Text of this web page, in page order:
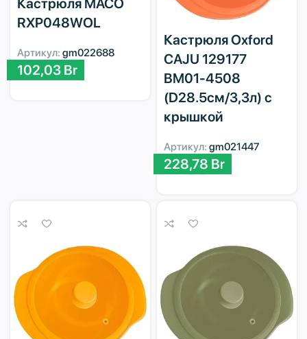
Кастрюля MACO
RXP048WOL
Артикул: gm022688
102,03 Br
Кастрюля Oxford
CAJU 129177
BM01-4508
(D28.5см/3,3л) с
крышкой
Артикул: gm021447
228,78 Br